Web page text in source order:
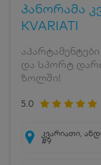
პანორამა
KVARIATI
და სპორტ
ზოლში!
5.0
კვარიათი,
#9